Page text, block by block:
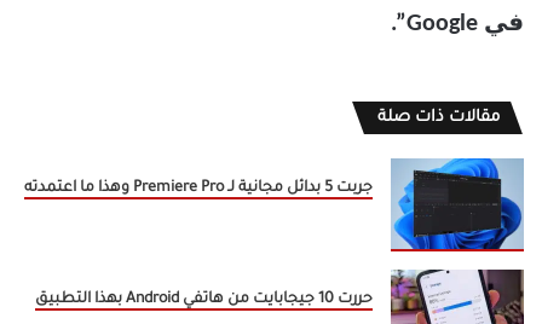
في Google”.
مقالات ذات صلة
جربت 5 بدائل مجانية لـ Premiere Pro وهذا ما اعتمدته
حررت 10 جيجابايت من هاتفي Android بهذا التطبيق